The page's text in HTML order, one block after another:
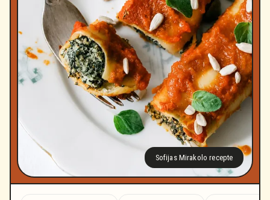
Sofijas Mirakolo recepte